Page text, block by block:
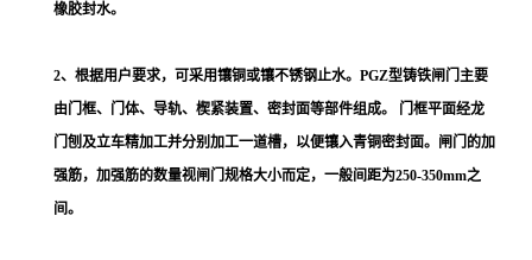
橡胶封水。
2、根据用户要求，可采用镶铜或镶不锈钢止水。PGZ型铸铁闸门主要
由门框、门体、导轨、楔紧装置、密封面等部件组成。 门框平面经龙
门刨及立车精加工并分别加工一道槽，以便镶入青铜密封面。闸门的加
强筋，加强筋的数量视闸门规格大小而定，一般间距为250-350mm之
间。